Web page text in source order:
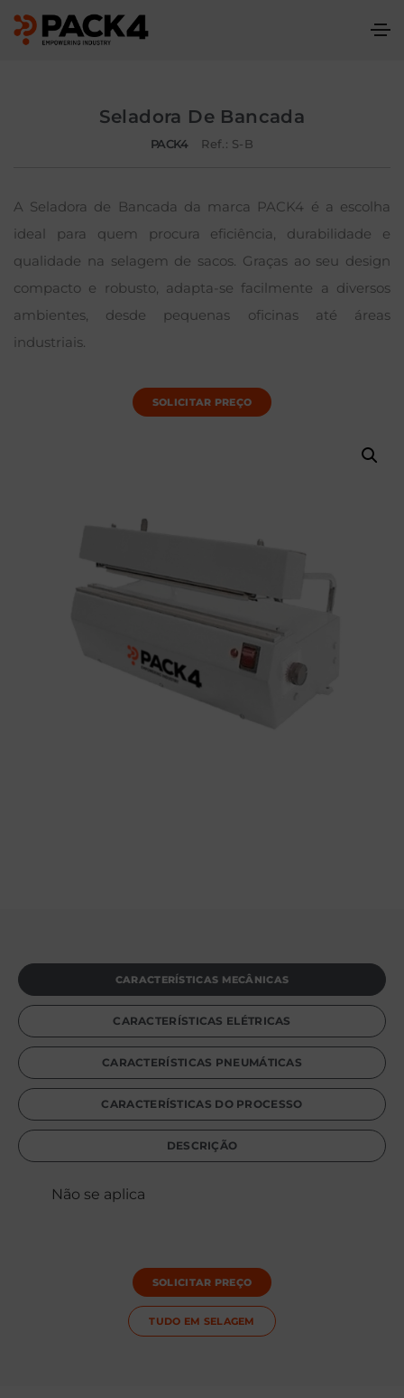
Seladora De Bancada
PACK4 Ref.: S-B
A Seladora de Bancada da marca PACK4 é a escolha
ideal para quem procura eficiência, durabilidade e
qualidade na selagem de sacos. Graças ao seu design
compacto e robusto, adapta-se facilmente a diversos
ambientes, desde pequenas oficinas até áreas
industriais.
SOLICITAR PREÇO
CARACTERÍSTICAS MECÂNICAS
CARACTERÍSTICAS ELÉTRICAS
CARACTERÍSTICAS PNEUMÁTICAS
CARACTERÍSTICAS DO PROCESSO
DESCRIÇÃO
Não se aplica
SOLICITAR PREÇO
TUDO EM SELAGEM